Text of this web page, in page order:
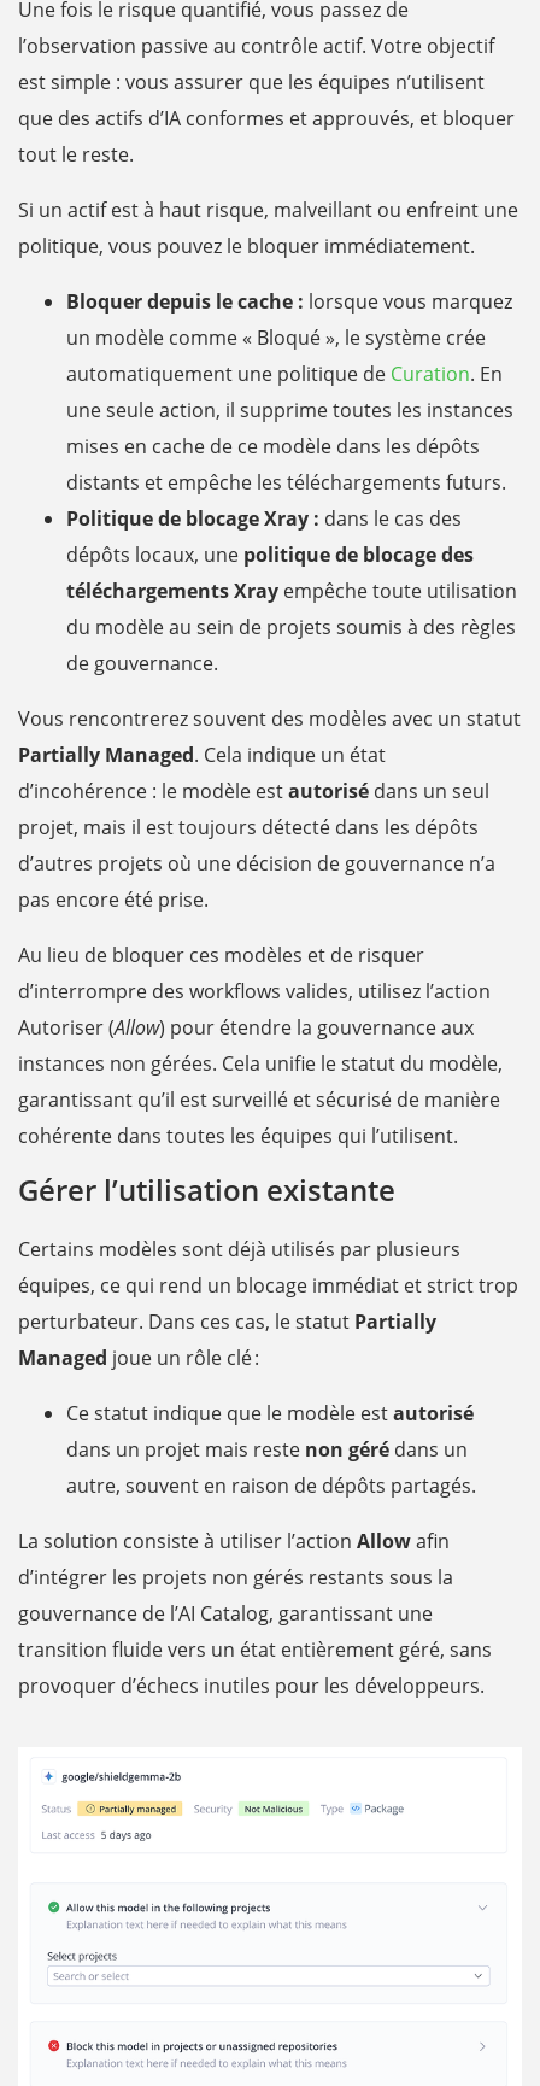
Une fois le risque quantifié, vous passez de
l’observation passive au contrôle actif. Votre objectif
est simple : vous assurer que les équipes n’utilisent
que des actifs d’IA conformes et approuvés, et bloquer
tout le reste.
Si un actif est à haut risque, malveillant ou enfreint une
politique, vous pouvez le bloquer immédiatement.
Bloquer depuis le cache : lorsque vous marquez
un modèle comme « Bloqué », le système crée
automatiquement une politique de Curation. En
une seule action, il supprime toutes les instances
mises en cache de ce modèle dans les dépôts
distants et empêche les téléchargements futurs.
Politique de blocage Xray : dans le cas des
dépôts locaux, une politique de blocage des
téléchargements Xray empêche toute utilisation
du modèle au sein de projets soumis à des règles
de gouvernance.
Vous rencontrerez souvent des modèles avec un statut
Partially Managed. Cela indique un état
d’incohérence : le modèle estautorisé dans un seul
projet, mais il est toujours détecté dans les dépôts
d’autres projets où une décision de gouvernance n’a
pas encore été prise.
Au lieu de bloquer ces modèles et de risquer
d’interrompre des workflows valides, utilisez l’action
Autoriser (Allow) pour étendre la gouvernance aux
instances non gérées. Cela unifie le statut du modèle,
garantissant qu’il est surveillé et sécurisé de manière
cohérente dans toutes les équipes qui l’utilisent.
Gérer l’utilisation existante
Certains modèles sont déjà utilisés par plusieurs
équipes, ce qui rend un blocage immédiat et strict trop
perturbateur. Dans ces cas, le statut Partially
Managed joue un rôle clé :
Ce statut indique que le modèle estautorisé
dans un projet mais reste non géré dans un
autre, souvent en raison de dépôts partagés.
La solution consiste à utiliser l’action Allowafin
d’intégrer les projets non gérés restants sous la
gouvernance de l’AI Catalog, garantissant une
transition fluide vers un état entièrement géré, sans
provoquer d’échecs inutiles pour les développeurs.